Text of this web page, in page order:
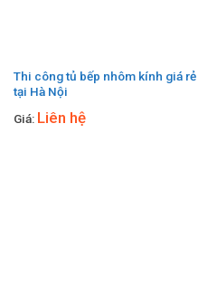
Thi công tủ bếp nhôm kính giá rẻ
tại Hà Nội
Giá: Liên hệ